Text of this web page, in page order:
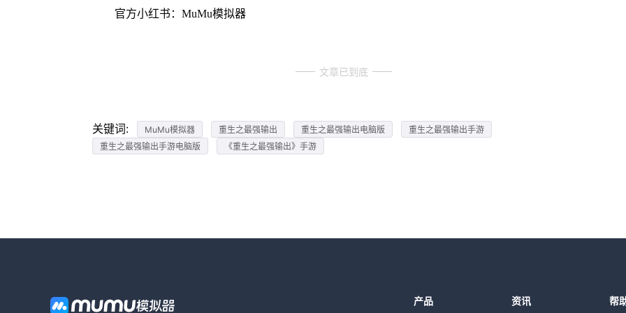
官方小红书：MuMu模拟器
文章已到底
关键词: MuMu模拟器 重生之最强输出 重生之最强输出电脑版
重生之最强输出手游
重生之最强输出手游电脑版
《重生之最强输出》手游
产品 资讯 帮